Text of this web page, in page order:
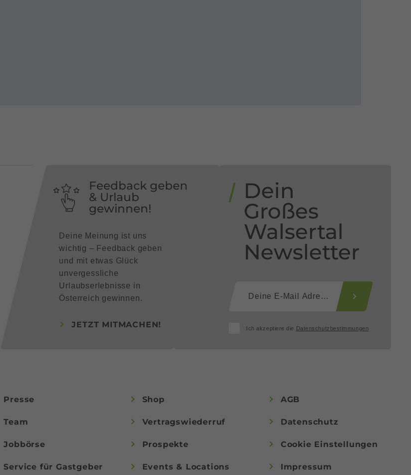
Feedback geben
& Urlaub
gewinnen!
Deine Meinung ist uns
wichtig – Feedback geben
und mit etwas Glück
unvergessliche
Urlaubserlebnisse in
Österreich gewinnen.
JETZT MITMACHEN!
Dein
Großes
Walsertal
Newsletter
Ich akzeptiere die Datenschutzbestimmungen
Presse
Team
Jobbörse
Service für Gastgeber
Shop
Vertragswiederruf
Prospekte
Events & Locations
AGB
Datenschutz
Cookie Einstellungen
Impressum